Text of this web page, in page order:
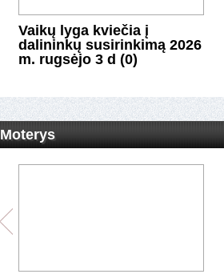
Vaikų lyga kviečia į
dalininkų susirinkimą 2026
m. rugsėjo 3 d (0)
Moterys